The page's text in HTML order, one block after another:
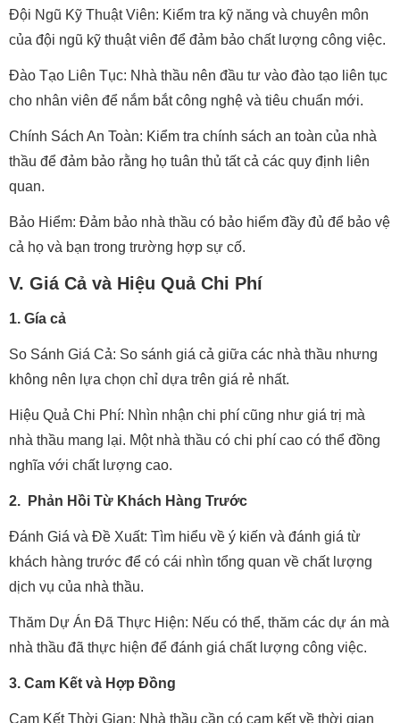
Đội Ngũ Kỹ Thuật Viên: Kiểm tra kỹ năng và chuyên môn
của đội ngũ kỹ thuật viên để đảm bảo chất lượng công việc.
Đào Tạo Liên Tục: Nhà thầu nên đầu tư vào đào tạo liên tục
cho nhân viên để nắm bắt công nghệ và tiêu chuẩn mới.
Chính Sách An Toàn: Kiểm tra chính sách an toàn của nhà
thầu để đảm bảo rằng họ tuân thủ tất cả các quy định liên
quan.
Bảo Hiểm: Đảm bảo nhà thầu có bảo hiểm đầy đủ để bảo vệ
cả họ và bạn trong trường hợp sự cố.
V. Giá Cả và Hiệu Quả Chi Phí
1. Gía cả
So Sánh Giá Cả: So sánh giá cả giữa các nhà thầu nhưng
không nên lựa chọn chỉ dựa trên giá rẻ nhất.
Hiệu Quả Chi Phí: Nhìn nhận chi phí cũng như giá trị mà
nhà thầu mang lại. Một nhà thầu có chi phí cao có thể đồng
nghĩa với chất lượng cao.
2. Phản Hồi Từ Khách Hàng Trước
Đánh Giá và Đề Xuất: Tìm hiểu về ý kiến và đánh giá từ
khách hàng trước để có cái nhìn tổng quan về chất lượng
dịch vụ của nhà thầu.
Thăm Dự Án Đã Thực Hiện: Nếu có thể, thăm các dự án mà
nhà thầu đã thực hiện để đánh giá chất lượng công việc.
3. Cam Kết và Hợp Đồng
Cam Kết Thời Gian: Nhà thầu cần có cam kết về thời gian